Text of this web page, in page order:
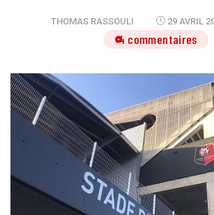
THOMAS RASSOULI 29 AVRIL
4 commentaires